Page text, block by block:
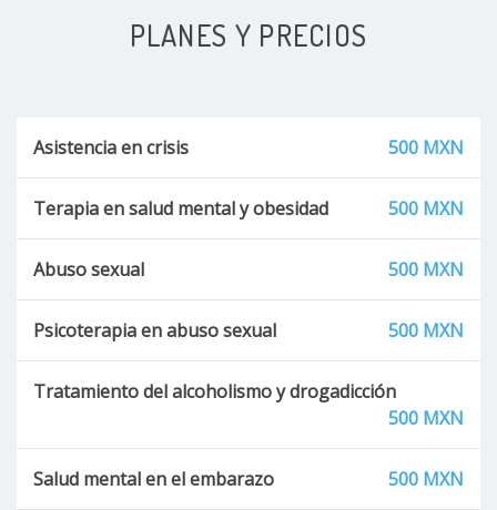
PLANES Y PRECIOS
Asistencia en crisis 500 MXN
Terapia en salud mental y obesidad 500 MXN
Abuso sexual 500 MXN
Psicoterapia en abuso sexual 500 MXN
Tratamiento del alcoholismo y drogadicción
500 MXN
Salud mental en el embarazo 500 MXN